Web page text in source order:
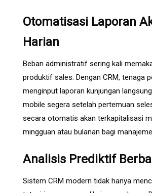
Otomatisasi Laporan
Harian
Beban administratif sering kali
produktif sales. Dengan CRM, tenaga
menginput laporan kunjungan
mobile segera setelah pertemuan
secara otomatis akan terkapitalisasi
mingguan atau bulanan bagi
Analisis Prediktif
Sistem CRM modern tidak hanya